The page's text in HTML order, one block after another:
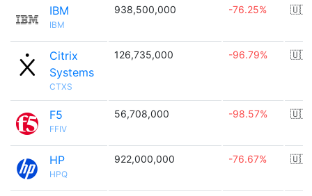
IBM
IBM
938,500,000 -76.25% 🇺🇸
Citrix
Systems
CTXS
126,735,000 -96.79% 🇺🇸
F5
FFIV
56,708,000 -98.57% 🇺🇸
HP
HPQ
922,000,000 -76.67% 🇺🇸